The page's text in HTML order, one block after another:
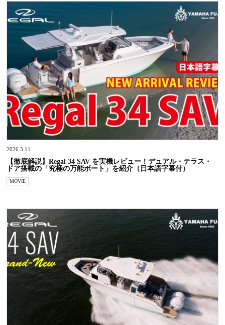
2026.3.11
【徹底解説】Regal 34 SAV を実機レビュー！デュアル・テラス・
ドア搭載の「究極の万能ボート」を紹介（日本語字幕付）
MOVIE